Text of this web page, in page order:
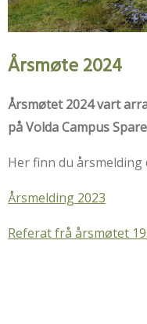
Årsmøte 2024
Årsmøtet 2024 vart
på Volda Campus
Her finn du
Årsmelding 2023
Referat frå årsmøtet